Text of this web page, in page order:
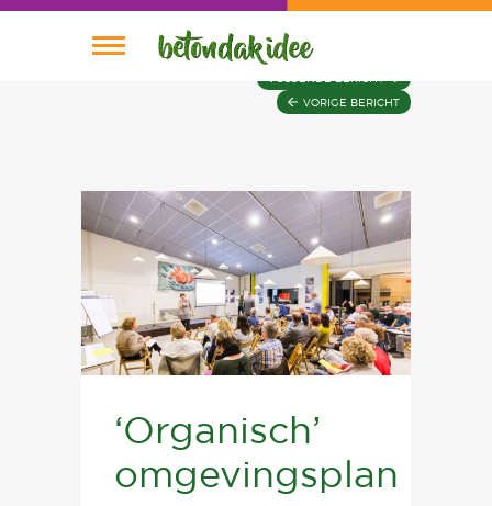
Wie is Wie
Plannen
Home
VORIGE BERICHT
‘Organisch’
omgevingsplan